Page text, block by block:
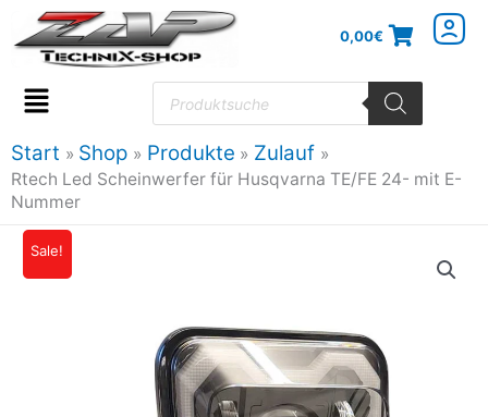
Inhalt
springen
0,00€
Flyout
Menu
Products
search
Start Shop Produkte Zulauf
Rtech Led Scheinwerfer für Husqvarna TE/FE 24- mit E-
Nummer
Sale!
war:
117,00€
ist:
93,61€.
Rtech
Led